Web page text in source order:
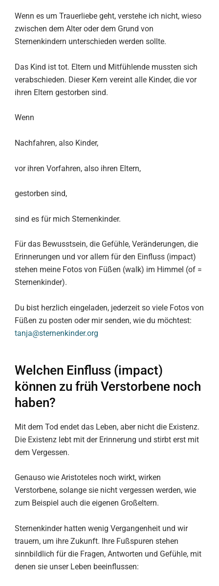
Wenn es um Trauerliebe geht, verstehe ich nicht, wieso
zwischen dem Alter oder dem Grund von
Sternenkindern unterschieden werden sollte.
Das Kind ist tot. Eltern und Mitfühlende mussten sich
verabschieden. Dieser Kern vereint alle Kinder, die vor
ihren Eltern gestorben sind.
Wenn
Nachfahren, also Kinder,
vor ihren Vorfahren, also ihren Eltern,
gestorben sind,
sind es für mich Sternenkinder.
Für das Bewusstsein, die Gefühle, Veränderungen, die
Erinnerungen und vor allem für den Einfluss (impact)
stehen meine Fotos von Füßen (walk) im Himmel (of =
Sternenkinder).
Du bist herzlich eingeladen, jederzeit so viele Fotos von
Füßen zu posten oder mir senden, wie du möchtest:
tanja@sternenkinder.org
Welchen Einfluss (impact)
können zu früh Verstorbene noch
haben?
Mit dem Tod endet das Leben, aber nicht die Existenz.
Die Existenz lebt mit der Erinnerung und stirbt erst mit
dem Vergessen.
Genauso wie Aristoteles noch wirkt, wirken
Verstorbene, solange sie nicht vergessen werden, wie
zum Beispiel auch die eigenen Großeltern.
Sternenkinder hatten wenig Vergangenheit und wir
trauern, um ihre Zukunft. Ihre Fußspuren stehen
sinnbildlich für die Fragen, Antworten und Gefühle, mit
denen sie unser Leben beeinflussen: